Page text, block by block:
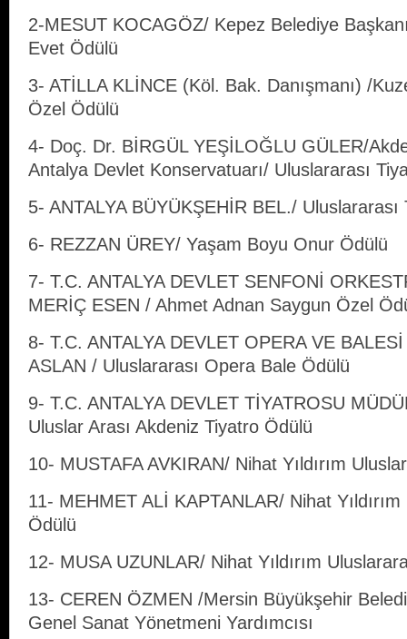
2-MESUT KOCAGÖZ/ Kepez Belediye
Evet Ödülü
3- ATİLLA KLİNCE (Köl. Bak. Danışmanı) /
Özel Ödülü
4- Doç. Dr. BİRGÜL YEŞİLOĞLU GÜLER/
Antalya Devlet Konservatuarı/ Uluslararası
5- ANTALYA BÜYÜKŞEHİR BEL./
6- REZZAN ÜREY/ Yaşam Boyu Onur Ödülü
7- T.C. ANTALYA DEVLET SENFONİ
MERİÇ ESEN / Ahmet Adnan Saygun Özel
8- T.C. ANTALYA DEVLET OPERA VE
ASLAN / Uluslararası Opera Bale Ödülü
9- T.C. ANTALYA DEVLET TİYATROSU
Uluslar Arası Akdeniz Tiyatro Ödülü
10- MUSTAFA AVKIRAN/ Nihat Yıldırım
11- MEHMET ALİ KAPTANLAR/ Nihat
Ödülü
12- MUSA UZUNLAR/ Nihat Yıldırım
13- CEREN ÖZMEN /Mersin Büyükşehir
Genel Sanat Yönetmeni Yardımcısı